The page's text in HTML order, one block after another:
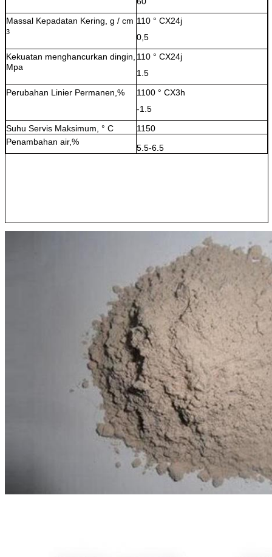
Massal Kepadatan Kering, g / cm
3
110 ° CX24j
0,5
Kekuatan menghancurkan dingin,
Mpa
110 ° CX24j
1.5
Perubahan Linier Permanen,%
1100 ° CX3h
-1.5
Suhu Servis Maksimum, ° C
1150
Penambahan air,%
5.5-6.5